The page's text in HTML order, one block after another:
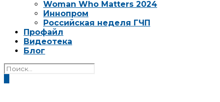
Woman Who Matters 2024
Иннопром
Российская неделя ГЧП
Профайл
Видеотека
Блог